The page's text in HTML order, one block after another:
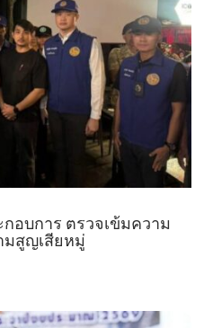
อบการ ตรวจเข้มความ
มสูญเสียหมู่